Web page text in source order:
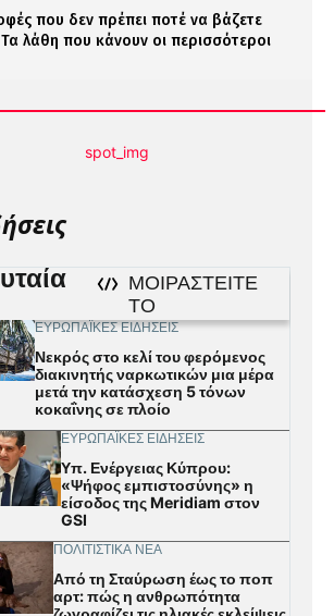
που δεν πρέπει ποτέ να βάζετε
λάθη που κάνουν οι περισσότεροι